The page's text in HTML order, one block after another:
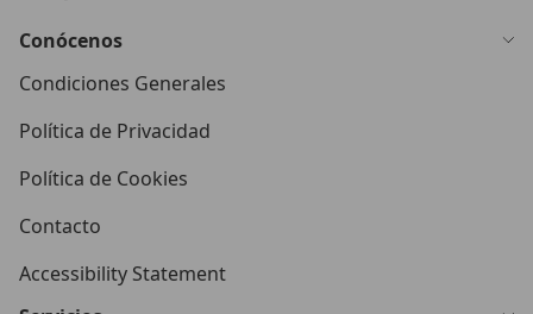
Conócenos
Condiciones Generales
Política de Privacidad
Política de Cookies
Contacto
Accessibility Statement